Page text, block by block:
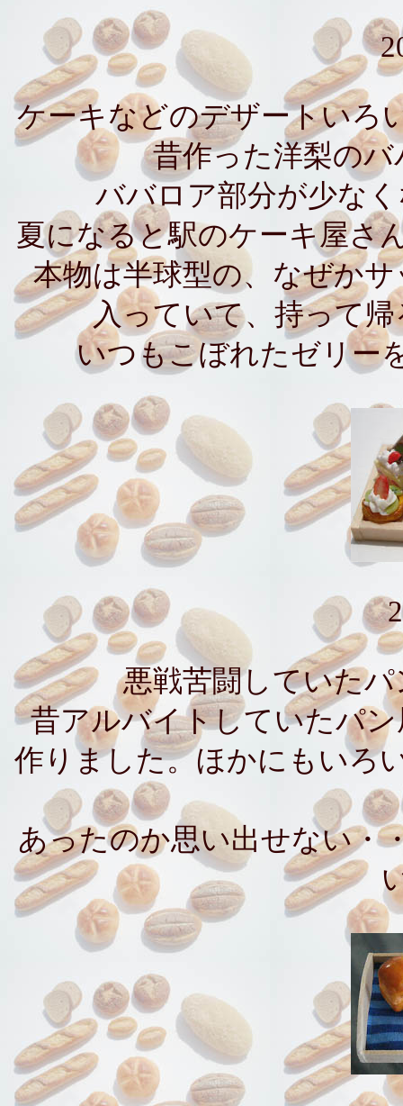
ケーキなどのデザートいろ
昔作った洋梨の
ババロア部分が少な
夏になると駅のケーキ屋さ
本物は半球型の、なぜか
入っていて、持って
いつもこぼれたゼリー
悪戦苦闘していた
昔アルバイトしていたパ
作りました。ほかにもいろ
あったのか思い出せない・